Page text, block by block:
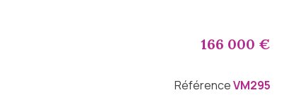
166 000 €
RéférenceVM295